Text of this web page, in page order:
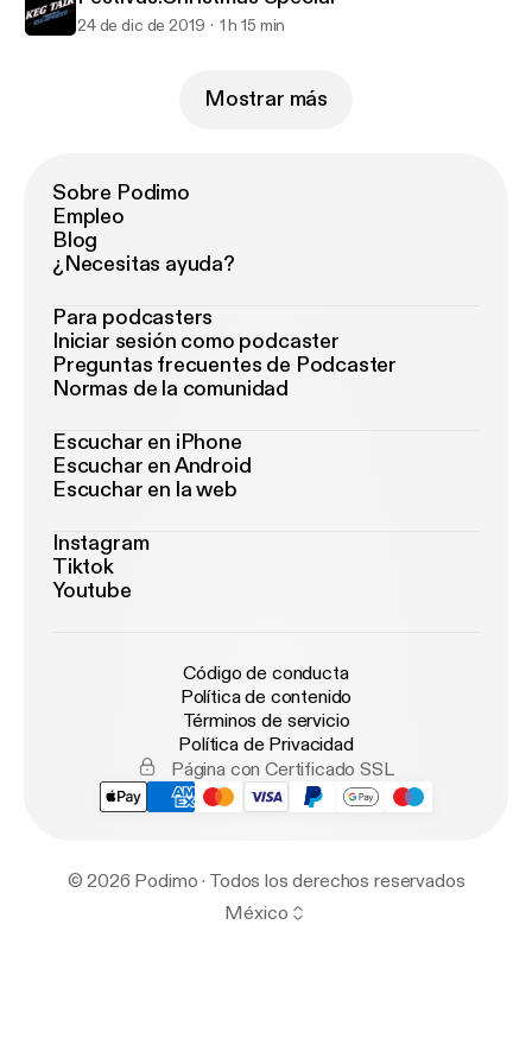
24 de dic de 2019 1 h 15 min
Mostrar más
Sobre Podimo
Empleo
Blog
¿Necesitas ayuda?
Para podcasters
Iniciar sesión como podcaster
Preguntas frecuentes de Podcaster
Normas de la comunidad
Escuchar en iPhone
Escuchar en Android
Escuchar en la web
Instagram
Tiktok
Youtube
Código de conducta
Política de contenido
Términos de servicio
Política de Privacidad
Página con Certificado SSL
© 2026 Podimo · Todos los derechos reservados
México